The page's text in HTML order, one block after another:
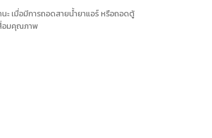
ะ เมื่อมีการถอดสายน้ำยาแอร์ หรือถอดตู้
สื่อมคุณภาพ